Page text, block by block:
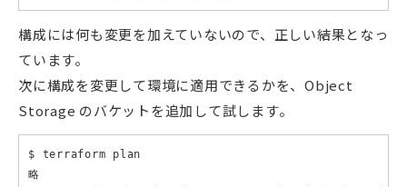
構成には何も変更を加えていないので、正しい結果となっ
ています。
次に構成を変更して環境に適用できるかを、Object
Storage のバケットを追加して試します。
$ terraform plan
略